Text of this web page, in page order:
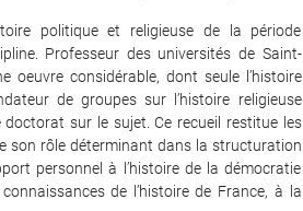
politique et religieuse de la période
Professeur des universités de Saint-
oeuvre considérable, dont seule l’histoire
de groupes sur l’histoire religieuse
sur le sujet. Ce recueil restitue les
son rôle déterminant dans la structuration
personnel à l’histoire de la démocratie
de l’histoire de France, à la